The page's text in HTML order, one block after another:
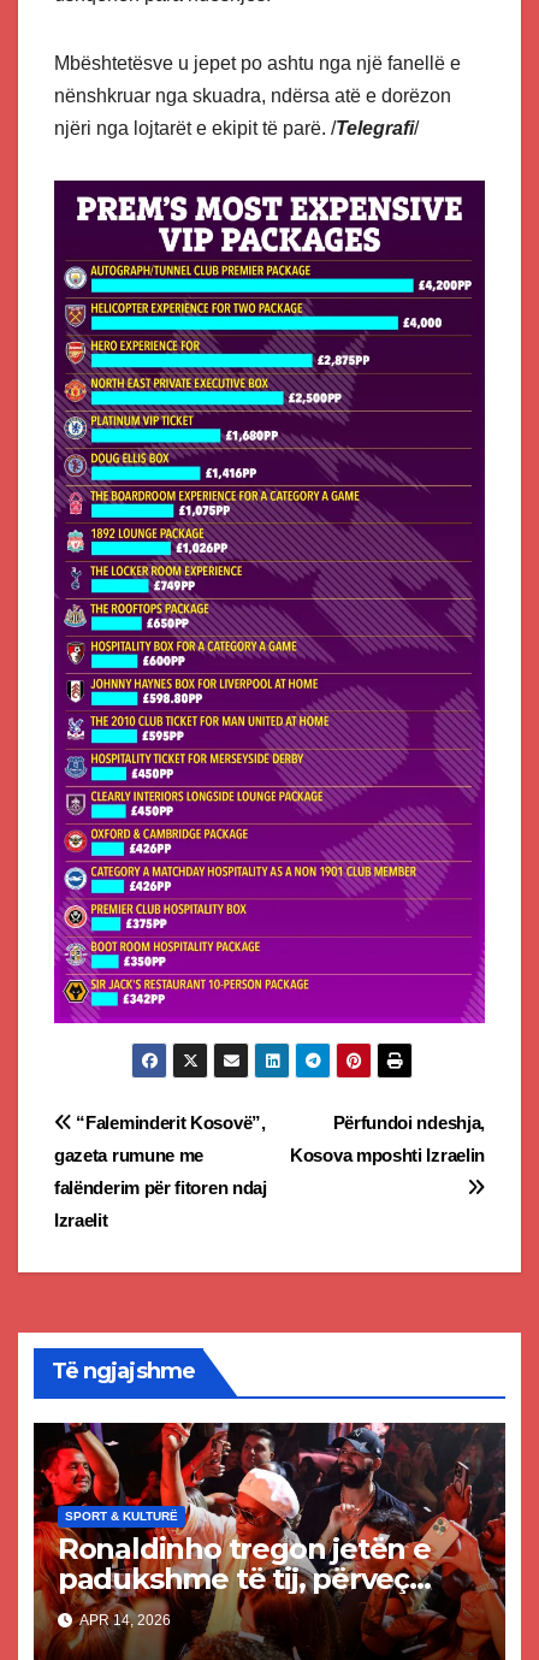
Mbështetësve u jepet po ashtu nga një fanellë e
nënshkruar nga skuadra, ndërsa atë e dorëzon
njëri nga lojtarët e ekipit të parë. /Telegrafi/
Post
navigation
Përfundoi ndeshja,
Kosova mposhti Izraelin
“Faleminderit Kosovë”,
gazeta rumune me
falënderim për fitoren ndaj
Izraelit
Të ngjajshme
SPORT & KULTURË
Ronaldinho tregon jetën e
padukshme të tij, përveç
futbollit, kthehej në 6 të
mëngjesit nga disko edhe
APR 14, 2026